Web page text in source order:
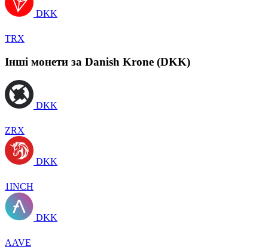
DKK
TRX
Інші монети за Danish Krone (DKK)
DKK
ZRX
DKK
1INCH
DKK
AAVE